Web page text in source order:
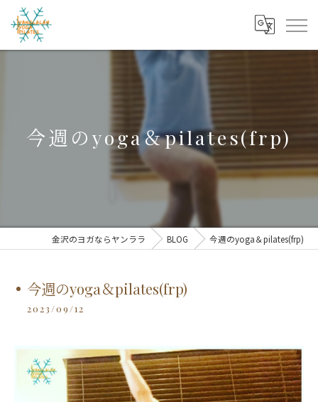
今週のyoga＆pilates(frp)
金沢のヨガならヤンララ BLOG 今週のyoga＆pilates(frp)
今週のyoga＆pilates(frp)
2023/09/12